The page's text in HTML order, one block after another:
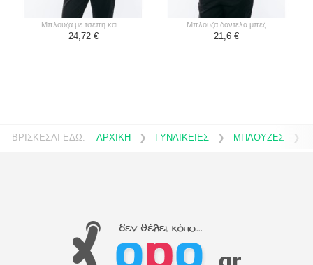
μπλουζα με τσεπη και ...
24,72 €
μπλουζα δαντελα μπεζ
21,6 €
ΒΡΙΣΚΕΣΑΙ ΕΔΩ: ΑΡΧΙΚΗ ❯ ΓΥΝΑΙΚΕΙΕΣ ❯ ΜΠΛΟΥΖΕΣ ❯